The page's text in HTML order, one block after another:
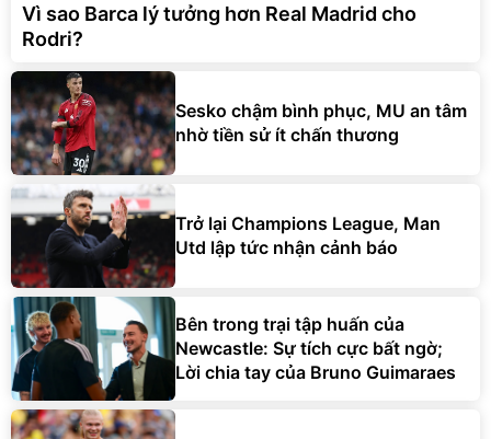
Vì sao Barca lý tưởng hơn Real Madrid cho
Rodri?
Sesko chậm bình phục, MU an tâm
nhờ tiền sử ít chấn thương
Trở lại Champions League, Man
Utd lập tức nhận cảnh báo
Bên trong trại tập huấn của
Newcastle: Sự tích cực bất ngờ;
Lời chia tay của Bruno Guimaraes